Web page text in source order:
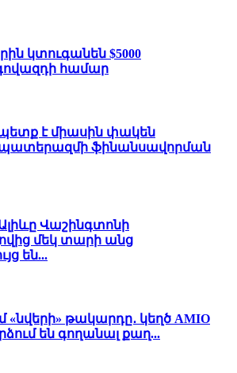
կտուգանեն $5000
համար
է միասին փակեն
ֆինանսավորման
Վաշինգտոնի
մեկ տարի անց
են...
թակարդը․ կեղծ AMIO
են գողանալ քաղ...